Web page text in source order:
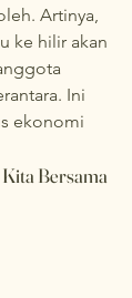
Artinya,
ke hilir akan
Ini
ekonomi
Bersama